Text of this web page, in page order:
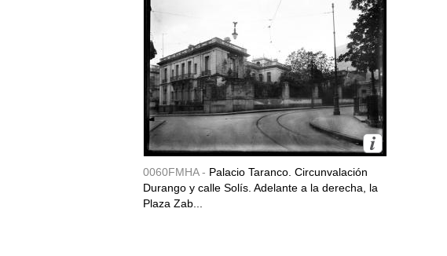
0060FMHA - Palacio Taranco. Circunvalación
Durango y calle Solís. Adelante a la derecha, la
Plaza Zab...